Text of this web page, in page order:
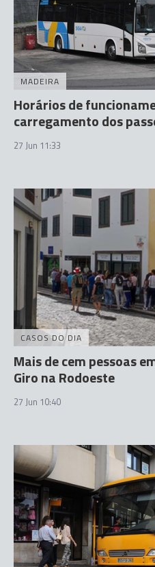
MADEIRA
Horários de
carregamento dos
27 Jun 11:33
CASOS DO DIA
Mais de cem pessoas
Giro na Rodoeste
27 Jun 10:40